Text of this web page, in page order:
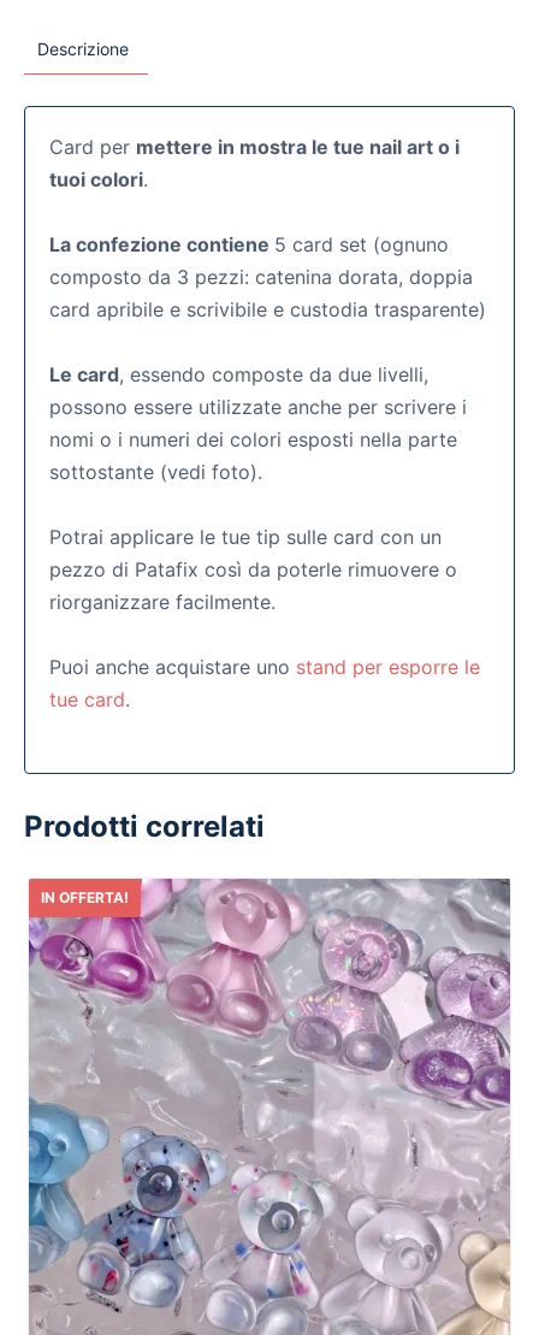
Descrizione
Card per mettere in mostra le tue nail art o i
tuoi colori.
La confezione contiene 5 card set (ognuno
composto da 3 pezzi: catenina dorata, doppia
card apribile e scrivibile e custodia trasparente)
Le card, essendo composte da due livelli,
possono essere utilizzate anche per scrivere i
nomi o i numeri dei colori esposti nella parte
sottostante (vedi foto).
Potrai applicare le tue tip sulle card con un
pezzo di Patafix così da poterle rimuovere o
riorganizzare facilmente.
Puoi anche acquistare uno stand per esporre le
tue card.
Prodotti correlati
IN OFFERTA!